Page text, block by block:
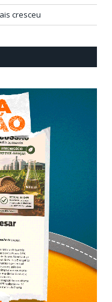
cresceu